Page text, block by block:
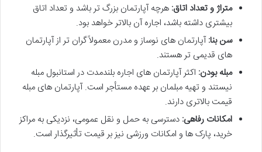
متراژ و تعداد اتاق: هرچه آپارتمان بزرگ تر باشد و تعداد اتاق
بیشتری داشته باشد، اجاره آن بالاتر خواهد بود.
سن بنا:آپارتمان های نوساز و مدرن معمولاً گران تر از آپارتمان
های قدیمی تر هستند.
مبله بودن: اکثر آپارتمان های اجاره بلندمدت در استانبول مبله
نیستند و تهیه مبلمان بر عهده مستأجر است. آپارتمان های مبله
قیمت بالاتری دارند.
امکانات رفاهی: دسترسی به حمل و نقل عمومی، نزدیکی به مراکز
خرید، پارک ها و امکانات ورزشی نیز بر قیمت تأثیرگذار است.